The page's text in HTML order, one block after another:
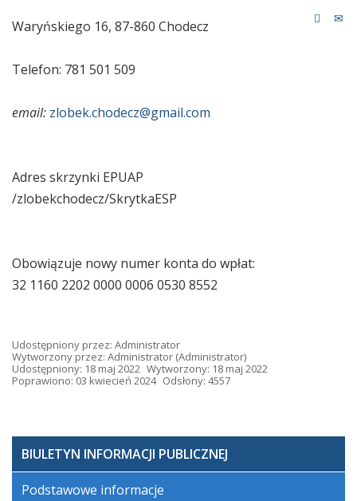
Waryńskiego 16, 87-860 Chodecz
Telefon: 781 501 509
email: zlobek.chodecz@gmail.com
Adres skrzynki EPUAP
/zlobekchodecz/SkrytkaESP
Obowiązuje nowy numer konta do wpłat:
32 1160 2202 0000 0006 0530 8552
Udostępniony przez: Administrator
Wytworzony przez: Administrator (Administrator)
Udostępniony: 18 maj 2022 Wytworzony: 18 maj 2022
Poprawiono: 03 kwiecień 2024 Odsłony: 4557
BIULETYN INFORMACJI PUBLICZNEJ
Podstawowe informacje